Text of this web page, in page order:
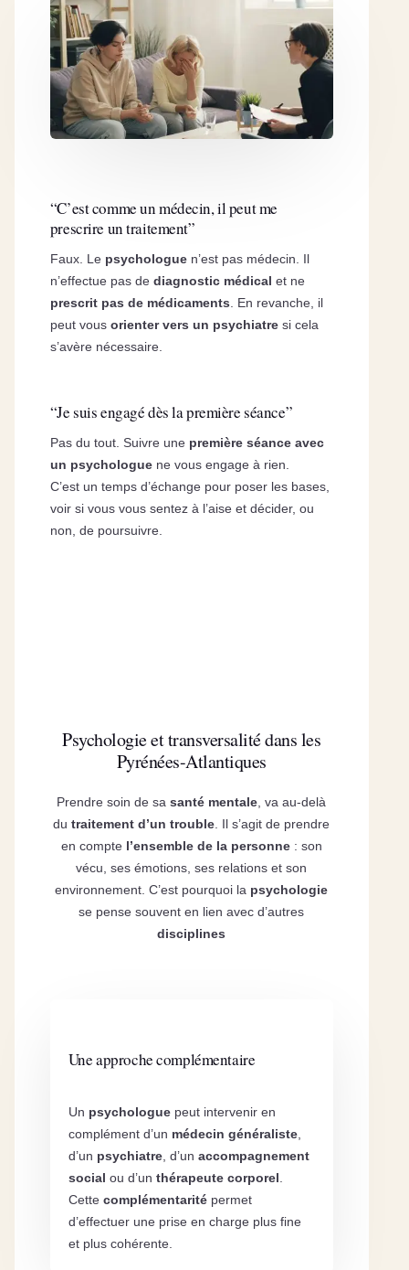
“C’est comme un médecin, il peut me
prescrire un traitement”
Faux. Le psychologuen’est pas médecin. Il
n’effectue pas de diagnostic médical et ne
prescrit pas de médicaments . En revanche, il
peut vous orienter vers un psychiatresi cela
s’avère nécessaire.
“Je suis engagé dès la première séance”
Pas du tout. Suivre une première séance avec
un psychologuene vous engage à rien.
C’est un temps d’échange pour poser les bases,
voir si vous vous sentez à l’aise et décider, ou
non, de poursuivre.
Psychologie et transversalité dans les
Pyrénées-Atlantiques
Prendre soin de sasanté mentale , va au-delà
dutraitement d’un trouble . Il s’agit de prendre
en compte l’ensemble de la personne: son
vécu, ses émotions, ses relations et son
environnement. C’est pourquoi la psychologie
se pense souvent en lien avec d’autres
disciplines
Une approche complémentaire
Un psychologuepeut intervenir en
complément d’un médecin généraliste,
d’un psychiatre, d’un accompagnement
social ou d’un thérapeute corporel
Cette complémentaritépermet
d’effectuer une prise en charge plus fine
et plus cohérente.